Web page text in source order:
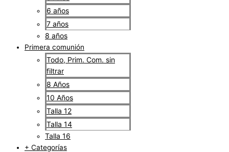
6 años
7 años
8 años
Primera comunión
Todo, Prim. Com. sin
filtrar
8 Años
10 Años
Talla 12
Talla 14
Talla 16
+ Categorías